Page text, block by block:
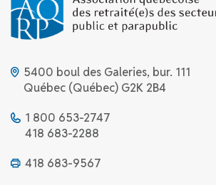
5400 boul des Galeries, bur. 111
Québec (Québec) G2K 2B4
1 800 653-2747
418 683-2288
418 683-9567